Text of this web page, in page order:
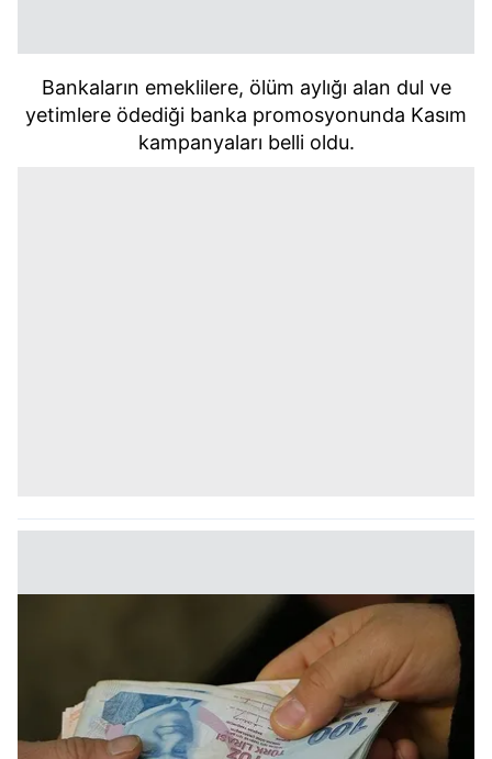
Bankaların emeklilere, ölüm aylığı alan dul ve
yetimlere ödediği banka promosyonunda Kasım
kampanyaları belli oldu.